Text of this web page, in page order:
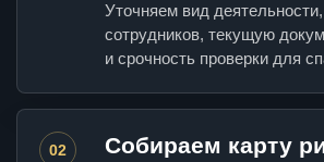
Уточняем вид
сотрудников, текущую
и срочность проверки для
02 Собираем карту